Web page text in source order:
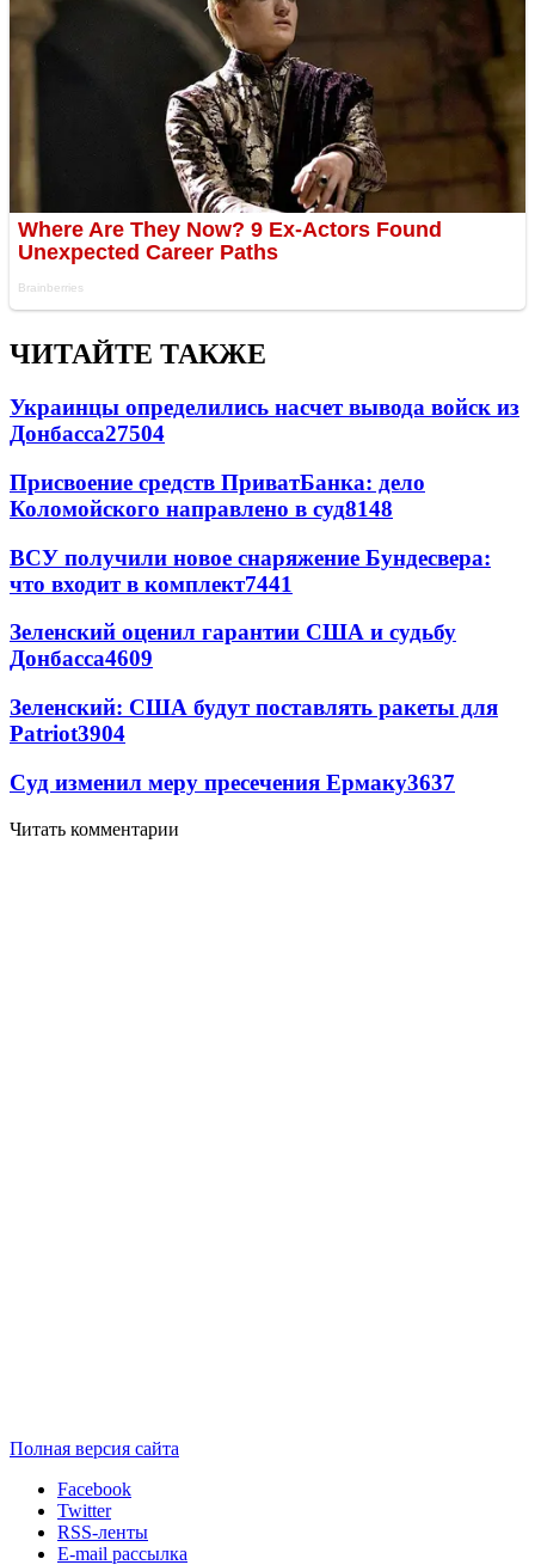
ЧИТАЙТЕ ТАКЖЕ
Украинцы определились насчет вывода войск из
Донбасса27504
Присвоение средств ПриватБанка: дело
Коломойского направлено в суд8148
ВСУ получили новое снаряжение Бундесвера:
что входит в комплект7441
Зеленский оценил гарантии США и судьбу
Донбасса4609
Зеленский: США будут поставлять ракеты для
Patriot3904
Суд изменил меру пресечения Ермаку3637
Читать комментарии
Полная версия сайта
Facebook
Twitter
RSS-ленты
E-mail рассылка